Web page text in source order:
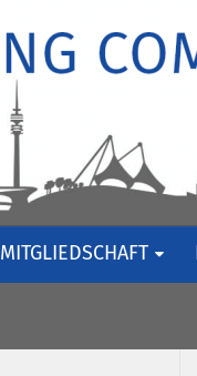
MITGLIEDSCHAFT